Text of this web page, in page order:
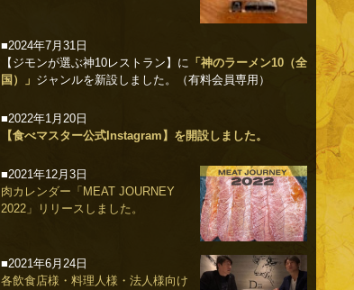
■2024年7月31日
【ジモンが選ぶ神10レストラン】に 「神のラーメン10（全
国）」 ジャンルを新設しました。（有料会員専用）
■2022年1月20日
【食べマスター公式Instagram】を開設しました。
■2021年12月3日
肉カレンダー「MEAT JOURNEY
2022」リリースしました。
■2021年6月24日
各飲食店様・料理人様・法人様向け